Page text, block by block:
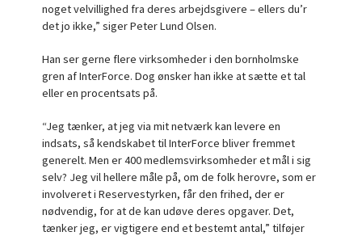
noget velvillighed fra deres arbejdsgivere – ellers du’r
det jo ikke,” siger Peter Lund Olsen.
Han ser gerne flere virksomheder i den bornholmske
gren af InterForce. Dog ønsker han ikke at sætte et tal
eller en procentsats på.
“Jeg tænker, at jeg via mit netværk kan levere en
indsats, så kendskabet til InterForce bliver fremmet
generelt. Men er 400 medlemsvirksomheder et mål i sig
selv? Jeg vil hellere måle på, om de folk herovre, som er
involveret i Reservestyrken, får den frihed, der er
nødvendig, for at de kan udøve deres opgaver. Det,
tænker jeg, er vigtigere end et bestemt antal,” tilføjer